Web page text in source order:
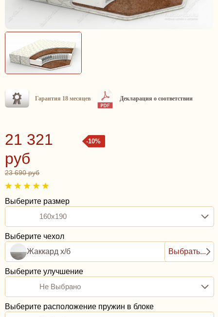
Гарантия 18 месяцев Декларация о соответствии
-10%
21 321
руб
23 690 руб
Выберите размер
160x190
Выберите чехол
Жаккард х/б
Выбрать...
Выберите улучшение
Не Выбрано
Выберите расположение пружин в блоке